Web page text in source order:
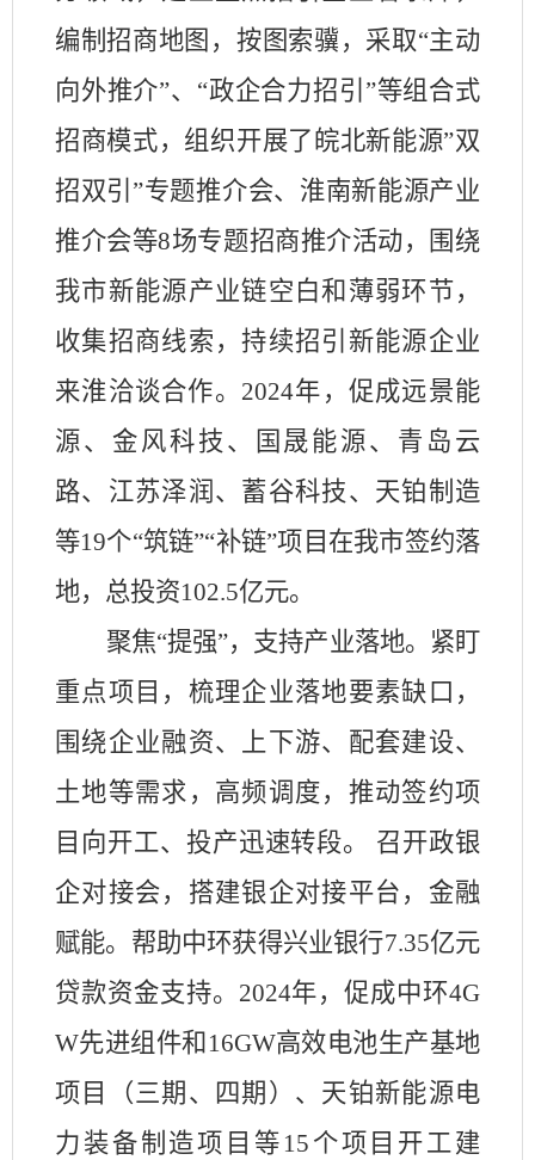
编制招商地图，按图索骥，采取“主动
向外推介”、“政企合力招引”等组合式
招商模式，组织开展了皖北新能源”双
招双引”专题推介会、淮南新能源产业
推介会等8场专题招商推介活动，围绕
我市新能源产业链空白和薄弱环节，
收集招商线索，持续招引新能源企业
来淮洽谈合作。 2024年，促成远景能
源、金风科技、国晟能源、青岛云
路、江苏泽润、蓄谷科技、天铂制造
等19个“筑链”“补链”项目在我市签约落
地，总投资102.5亿元。
聚焦“提强”，支持产业落地。紧盯
重点项目，梳理企业落地要素缺口，
围绕企业融资、上下游、配套建设、
土地等需求，高频调度，推动签约项
目向开工、投产迅速转段。
召开政银
企对接会，搭建银企对接平台，金融
赋能。帮助中环获得兴业银行7.35亿元
贷款资金支持。 2024年，促成中环4G
W先进组件和 16GW高效电池生产基地
项目（三期、四期）、天铂新能源电
力装备制造项目等 15 个项目开工建